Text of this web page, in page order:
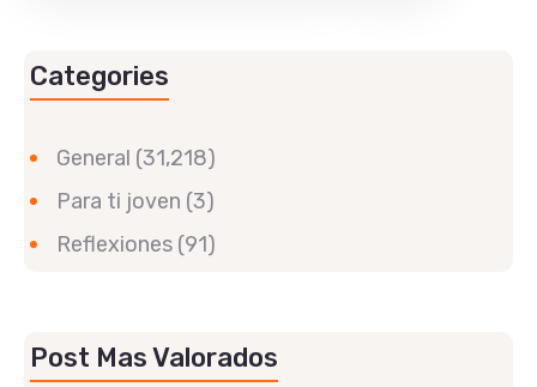
Categories
General (31,218)
Para ti joven (3)
Reflexiones (91)
Post Mas Valorados